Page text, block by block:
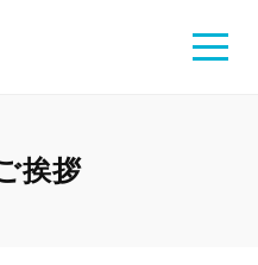
挨拶